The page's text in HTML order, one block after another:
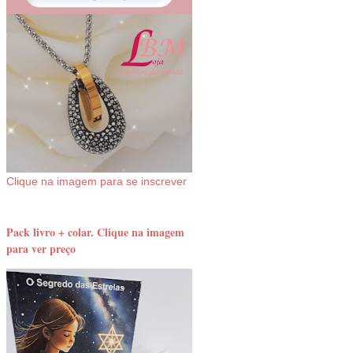
Clique na imagem para se inscrever
Pack livro + colar. Clique na imagem
para ver preço